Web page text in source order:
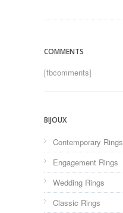
COMMENTS
[fbcomments]
BIJOUX
Contemporary Rings
Engagement Rings
Wedding Rings
Classic Rings